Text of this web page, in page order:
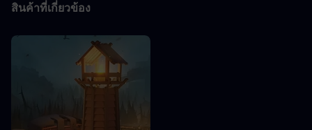
สินค้าที่เกี่ยวข้อง